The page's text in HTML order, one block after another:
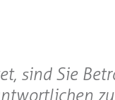
sind Sie